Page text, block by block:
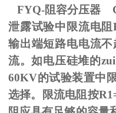
FYQ-阻容分压器
泄露试验中限流电阻
输出端短路电电流
流。如电压硅堆的
60KV的试验装置中
选择。限流电阻按